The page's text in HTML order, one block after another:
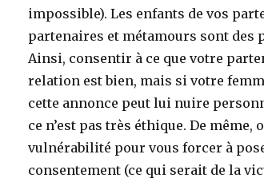
impossible). Les enfants de vos
partenaires et métamours sont
Ainsi, consentir à ce que votre
relation est bien, mais si votre
cette annonce peut lui nuire
ce n’est pas très éthique. De
vulnérabilité pour vous forcer à
consentement (ce qui serait de la